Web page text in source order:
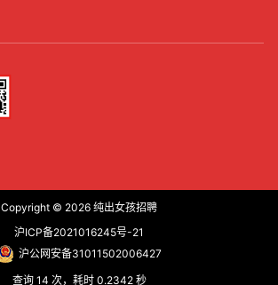
Copyright © 2026 纯出女孩招聘
沪ICP备2021016245号-21
沪公网安备31011502006427
查询 14 次，耗时 0.2342 秒